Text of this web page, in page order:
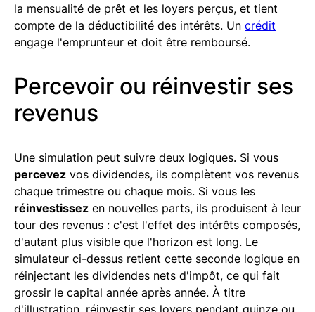
la mensualité de prêt et les loyers perçus, et tient
compte de la déductibilité des intérêts. Un crédit
engage l'emprunteur et doit être remboursé.
Percevoir ou réinvestir ses
revenus
Une simulation peut suivre deux logiques. Si vous
percevez vos dividendes, ils complètent vos revenus
chaque trimestre ou chaque mois. Si vous les
réinvestissez en nouvelles parts, ils produisent à leur
tour des revenus : c'est l'effet des intérêts composés,
d'autant plus visible que l'horizon est long. Le
simulateur ci-dessus retient cette seconde logique en
réinjectant les dividendes nets d'impôt, ce qui fait
grossir le capital année après année. À titre
d'illustration, réinvestir ses loyers pendant quinze ou